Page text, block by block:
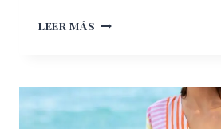
LEER MÁS VÍAS
VIAJES
EN